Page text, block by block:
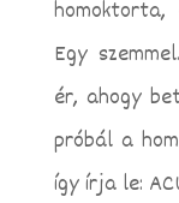
homoktorta,
Egy
ér, ahogy
próbál a
így írja le: